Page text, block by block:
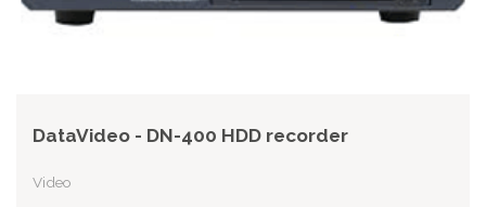
DataVideo - DN-400 HDD recorder
Video